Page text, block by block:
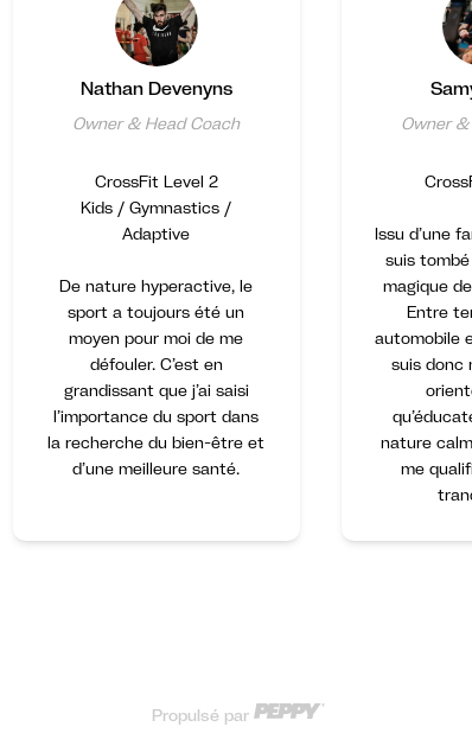
Nathan Devenyns
Owner & Head Coach
CrossFit Level 2
Kids / Gymnastics /
Adaptive
De nature hyperactive, le
sport a toujours été un
moyen pour moi de me
défouler. C’est en
grandissant que j’ai saisi
l’importance du sport dans
la recherche du bien-être et
d’une meilleure santé.
Owner
Issu d’une
suis
magique
Entre
automobile
suis donc
nature
me
Propulsé par